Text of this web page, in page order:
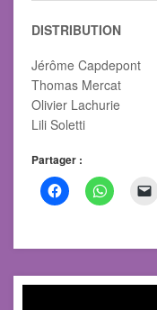
DISTRIBUTION
Jérôme Capdepont
Thomas Mercat
Olivier Lachurie
Lili Soletti
Partager :